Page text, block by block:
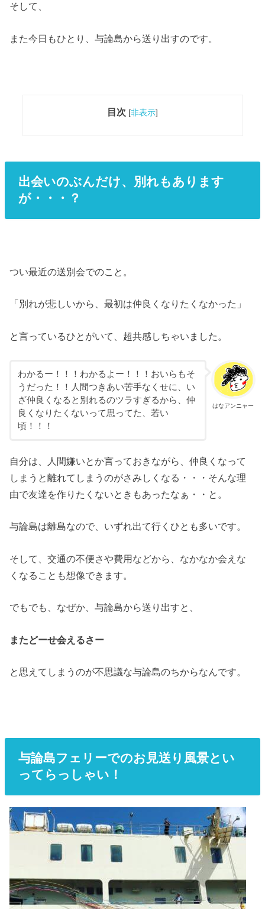
そして、
また今日もひとり、与論島から送り出すのです。
目次 [非表示]
出会いのぶんだけ、別れもあります
が・・・？
つい最近の送別会でのこと。
「別れが悲しいから、最初は仲良くなりたくなかった」
と言っているひとがいて、超共感しちゃいました。
はなアンニャー
わかるー！！！わかるよー！！！おいらもそ
うだった！！人間つきあい苦手なくせに、い
ざ仲良くなると別れるのツラすぎるから、仲
良くなりたくないって思ってた、若い
頃！！！
自分は、人間嫌いとか言っておきながら、仲良くなって
しまうと離れてしまうのがさみしくなる・・・そんな理
由で友達を作りたくないときもあったなぁ・・と。
与論島は離島なので、いずれ出て行くひとも多いです。
そして、交通の不便さや費用などから、なかなか会えな
くなることも想像できます。
でもでも、なぜか、与論島から送り出すと、
またどーせ会えるさー
と思えてしまうのが不思議な与論島のちからなんです。
与論島フェリーでのお見送り風景とい
ってらっしゃい！